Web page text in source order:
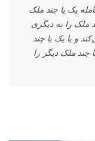
یک یا چند ملک
ملک را به دیگری
و یا یک یا چند
چند ملک دیگر را